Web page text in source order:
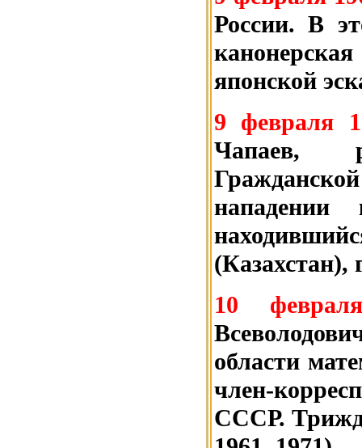
России. В
японской
9 февраля
Чапаев,
(Казахстан),
10
области
член-
СССР.